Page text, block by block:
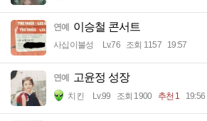
연예 이승철 콘서트
사십이불성 Lv.76 조회 1157 19:57
연예 고윤정 성장
치킨 Lv.99 조회 1900 추천 1 19:56